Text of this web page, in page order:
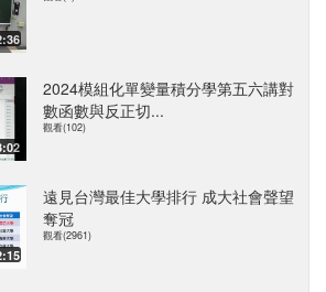
2024模組化單變量積分學第五六講對
數函數與反正切...
觀看(102)
遠見台灣最佳大學排行 成大社會聲望
奪冠
觀看(2961)